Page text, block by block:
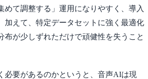
めて調整する」運用になりやすく、導入
加えて、特定データセットに強く最適化
布が少しずれただけで頑健性を失うこと
必要があるのかというと、音声AIは現